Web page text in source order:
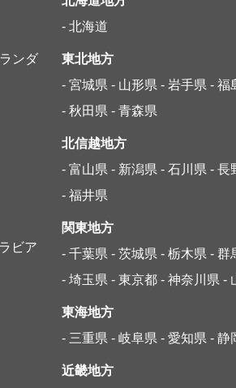
ンダ
ビア
- 北海道
東北地方
- 宮城県 - 山形県 - 岩手県 - 福
- 秋田県 - 青森県
北信越地方
- 富山県 - 新潟県 - 石川県 - 長
- 福井県
関東地方
- 千葉県 - 茨城県 - 栃木県 - 群
- 埼玉県 - 東京都 - 神奈川県 -
東海地方
- 三重県 - 岐阜県 - 愛知県 - 静
近畿地方